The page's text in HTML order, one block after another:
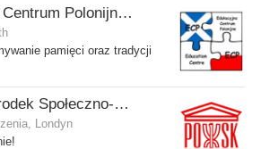
ECP - Edukacyjne Centrum Polonijne SCIO - Dalkeith
pamięci oraz tradycji
POSK - Polski Ośrodek Społeczno-Kulturalny
Londyn